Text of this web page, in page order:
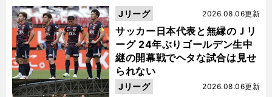
サッカー日本代表と無縁のＪリ
ーグ 24年ぶりゴールデン生中
継の開幕戦でヘタな試合は見せ
られない
2026.08.06更新
Jリーグ
2026.08.06更新
Jリーグ